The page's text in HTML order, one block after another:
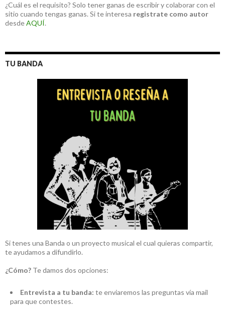
¿Cuál es el requisito? Solo tener ganas de escribir y colaborar con el
sitio cuando tengas ganas. Si te interesa registrate como autor
desdeAQUÍ.
TU BANDA
Si tenes una Banda o un proyecto musical el cual quieras compartir,
te ayudamos a difundirlo.
¿Cómo? Te damos dos opciones:
Entrevista a tu banda: te enviaremos las preguntas vía mail
para que contestes.